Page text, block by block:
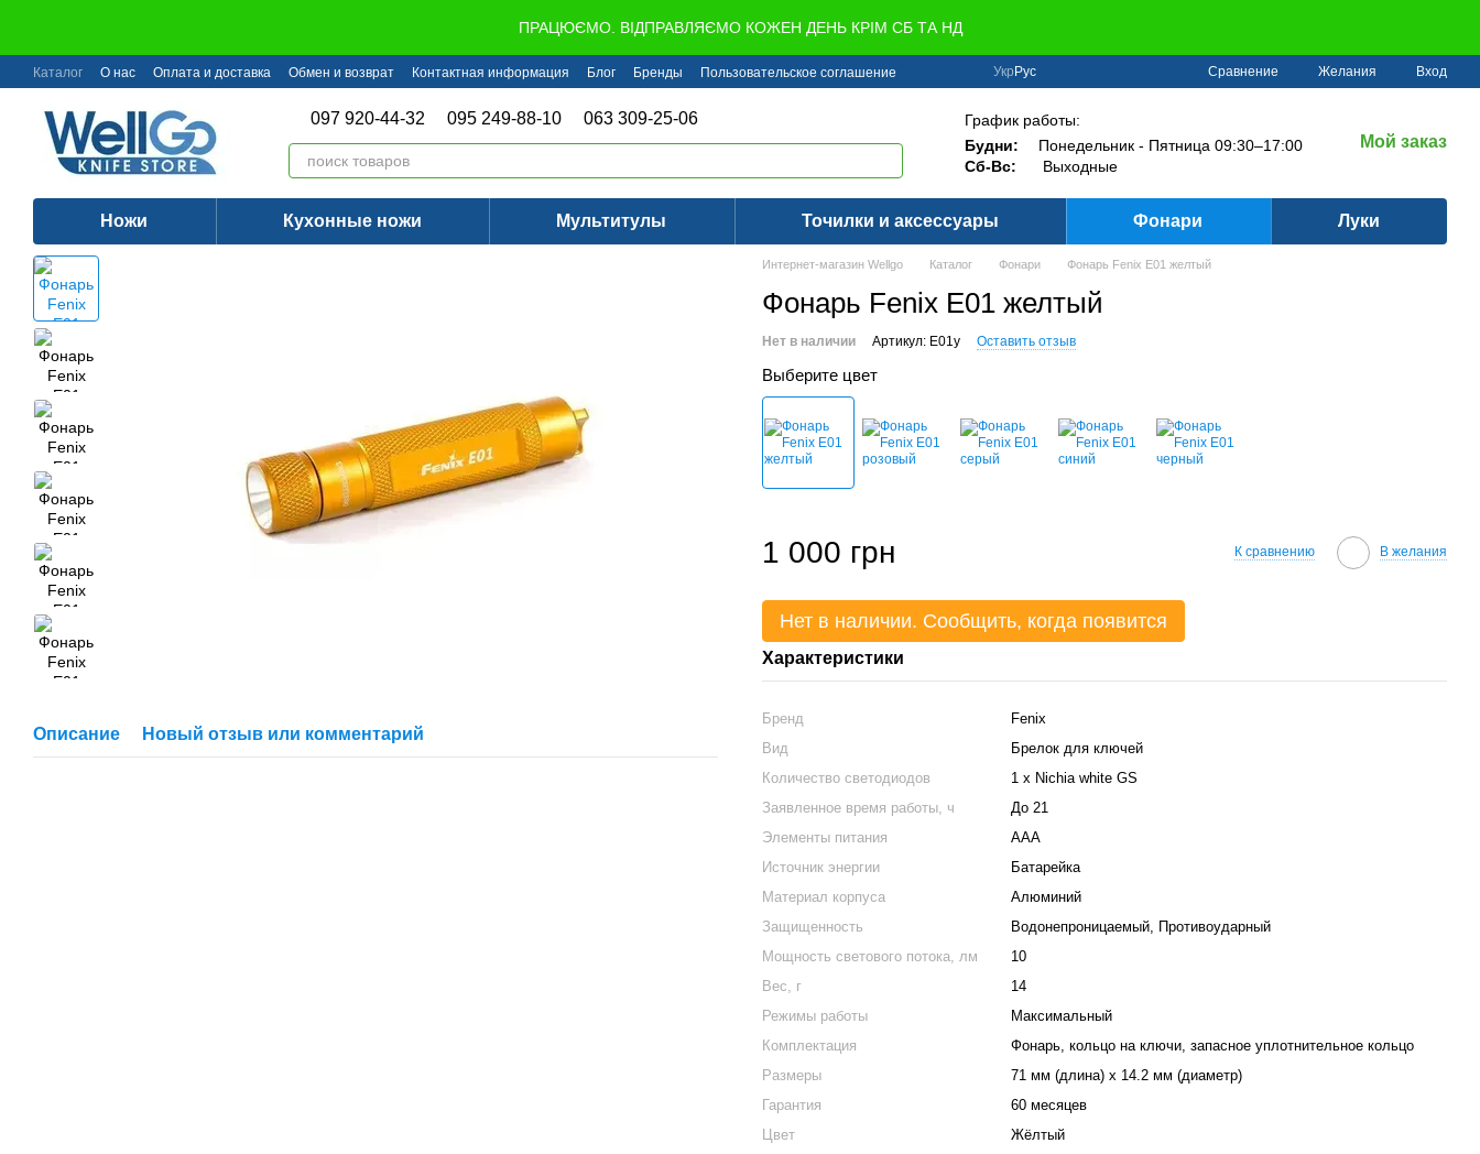
ПРАЦЮЄМО. ВІДПРАВЛЯЄМО КОЖЕН ДЕНЬ КРІМ СБ ТА НД
Каталог О нас Оплата и доставка Обмен и возврат Контактная информация Блог Бренды Пользовательское соглашение Укр Рус Сравнение Желания Вход
097 920-44-32 095 249-88-10 063 309-25-06
График работы:
Будни:
Понедельник - Пятница 09:30–17:00
Сб-Вс:
Выходные
Мой заказ
Ножи Кухонные ножи Мультитулы Точилки и аксессуары Фонари Луки
Описание Новый отзыв или комментарий
Интернет-магазин Wellgo Каталог Фонари Фонарь Fenix E01 желтый
Фонарь Fenix E01 желтый
Нет в наличии Артикул: E01y Оставить отзыв
Выберите цвет
1 000 грн К сравнению В желания
Нет в наличии. Сообщить, когда появится
Характеристики
Бренд
Fenix
Вид
Брелок для ключей
Количество светодиодов
1 х Nichia white GS
Заявленное время работы, ч
До 21
Элементы питания
AAА
Источник энергии
Батарейка
Материал корпуса
Алюминий
Защищенность
Водонепроницаемый, Противоударный
Мощность светового потока, лм
10
Вес, г
14
Режимы работы
Максимальный
Комплектация
Фонарь, кольцо на ключи, запасное уплотнительное кольцо
Размеры
71 мм (длина) х 14.2 мм (диаметр)
Гарантия
60 месяцев
Цвет
Жёлтый